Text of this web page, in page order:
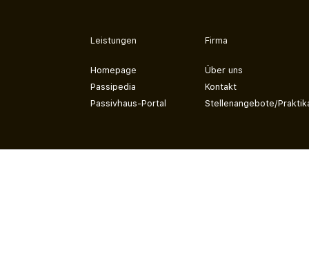
Leistungen
Homepage
Passipedia
Passivhaus-Portal
Firma
Über uns
Kontakt
Stellenangebote/